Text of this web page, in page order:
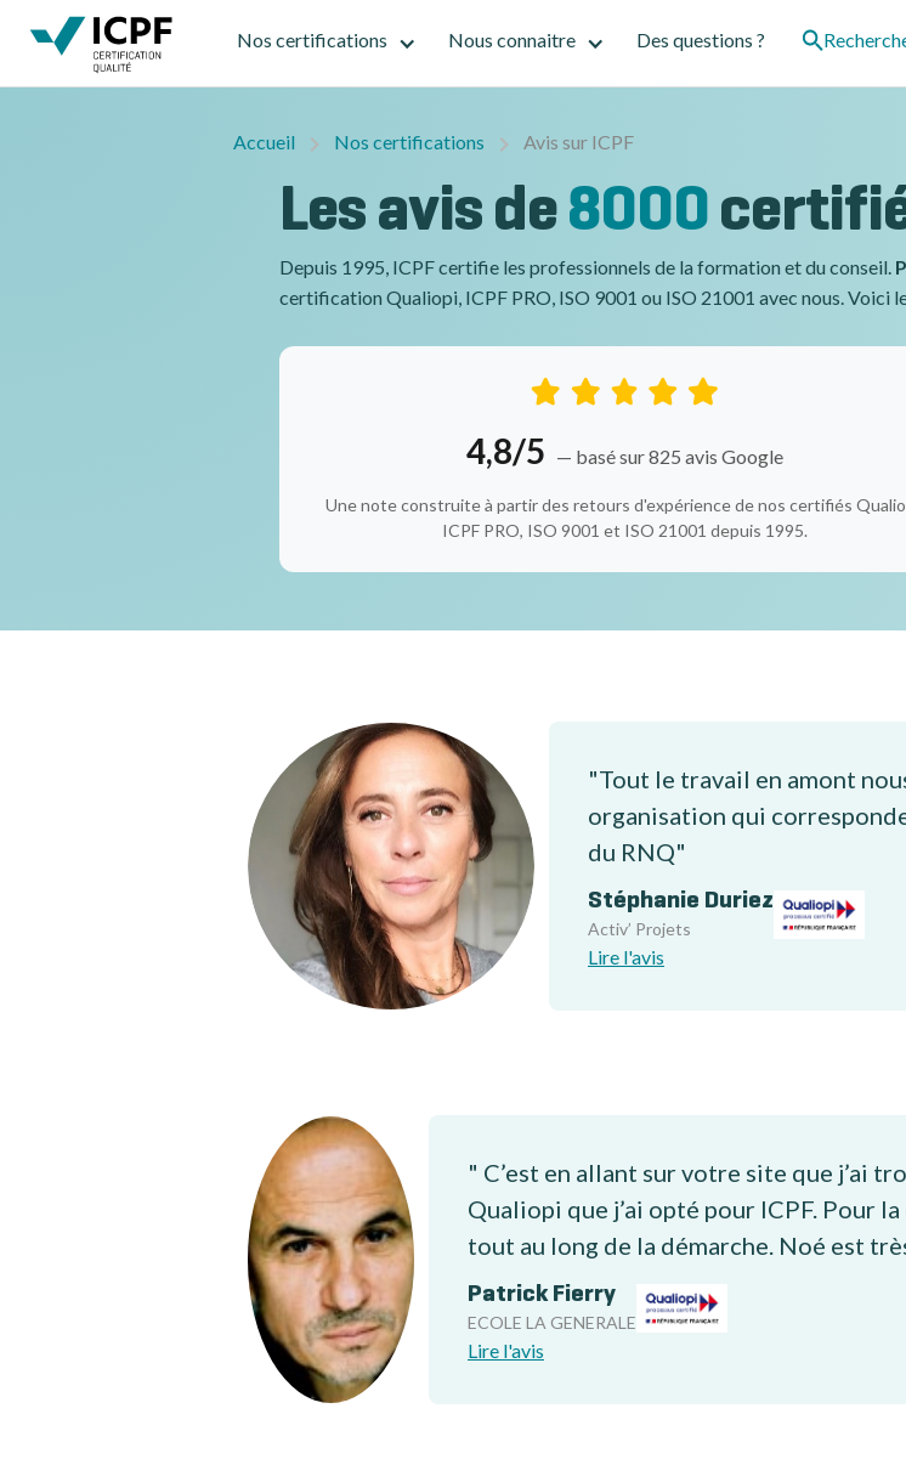
Nos certifications Nous connaitre Des questions ?
Accueil Nos certifications Avis sur ICPF
Les avis de 8000
Depuis 1995, ICPF certifie les professionnels de la formation et du conseil.
certification Qualiopi, ICPF PRO, ISO 9001 ou ISO 21001 avec nous. Voici
4,8/5 — basé sur 825 avis Google
Une note construite à partir des retours d'expérience de nos certifiés
ICPF PRO, ISO 9001 et ISO 21001 depuis 1995.
"Tout le travail en amont
organisation qui
du RNQ"
Stéphanie Duriez
Activ’ Projets
Lire l'avis
" C’est en allant sur votre site que j’ai
Qualiopi que j’ai opté pour ICPF. Pour
tout au long de la démarche. Noé est
Patrick Fierry
ECOLE LA GENERALE
Lire l'avis